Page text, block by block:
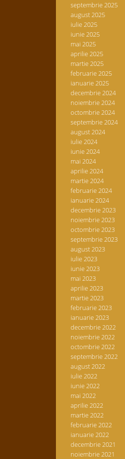
septembrie 2025
august 2025
iulie 2025
iunie 2025
mai 2025
aprilie 2025
martie 2025
februarie 2025
ianuarie 2025
decembrie 2024
noiembrie 2024
octombrie 2024
septembrie 2024
august 2024
iulie 2024
iunie 2024
mai 2024
aprilie 2024
martie 2024
februarie 2024
ianuarie 2024
decembrie 2023
noiembrie 2023
octombrie 2023
septembrie 2023
august 2023
iulie 2023
iunie 2023
mai 2023
aprilie 2023
martie 2023
februarie 2023
ianuarie 2023
decembrie 2022
noiembrie 2022
octombrie 2022
septembrie 2022
august 2022
iulie 2022
iunie 2022
mai 2022
aprilie 2022
martie 2022
februarie 2022
ianuarie 2022
decembrie 2021
noiembrie 2021